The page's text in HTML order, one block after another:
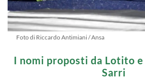
Foto di Riccardo Antimiani / Ansa
I nomi proposti da Lotito
Sarri